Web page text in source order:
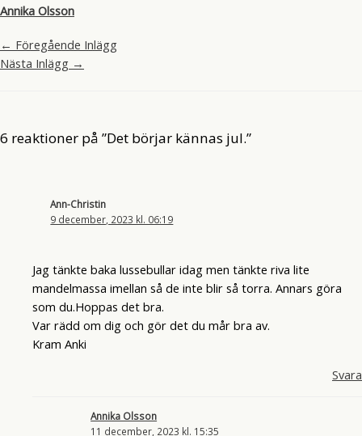
Annika Olsson
← Föregående Inlägg
Nästa Inlägg →
6 reaktioner på ”Det börjar kännas jul.”
Ann-Christin
9 december, 2023 kl. 06:19
Jag tänkte baka lussebullar idag men tänkte riva lite
mandelmassa imellan så de inte blir så torra. Annars göra
som du.Hoppas det bra.
Var rädd om dig och gör det du mår bra av.
Kram Anki
Svara
Annika Olsson
11 december, 2023 kl. 15:35